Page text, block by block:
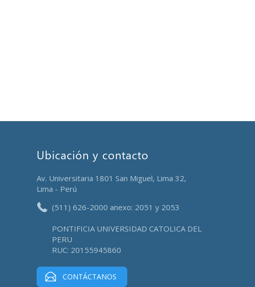
Ubicación y contacto
Av. Universitaria 1801 San Miguel, Lima 32,
Lima - Perú
(511) 626-2000 anexo: 2051 y 2053
PONTIFICIA UNIVERSIDAD CATOLICA DEL
PERU
RUC: 20155945860
CONTÁCTANOS